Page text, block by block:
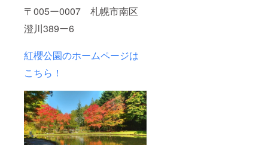
〒005ー0007 札幌市南区
澄川389ー6
紅櫻公園のホームページは
こちら！